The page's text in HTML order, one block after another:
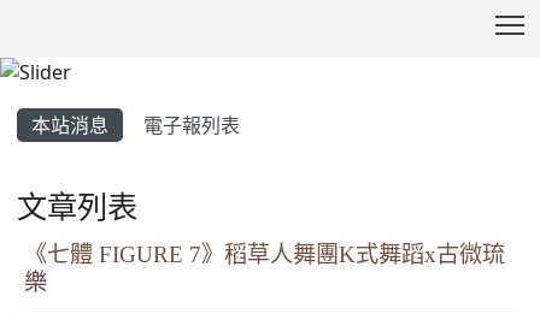
本站消息 電子報列表
文章列表
《七體 FIGURE 7》稻草人舞團K式舞蹈x古微琉
樂